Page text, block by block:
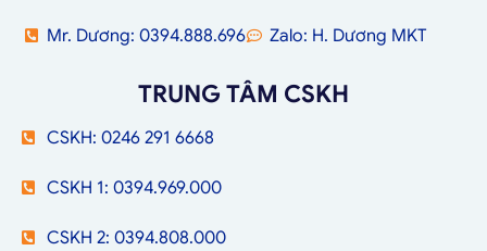
Mr. Dương: 0394.888.696 Zalo: H. Dương MKT
TRUNG TÂM CSKH
CSKH: 0246 291 6668
CSKH 1: 0394.969.000
CSKH 2: 0394.808.000